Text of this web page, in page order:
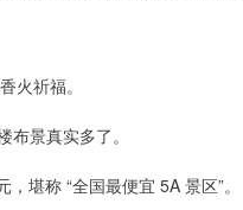
火祈福。​
景真实多了。​
堪称 “全国最便宜 5A 景区”。​